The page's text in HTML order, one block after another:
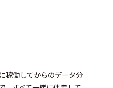
稼働してからのデータ分